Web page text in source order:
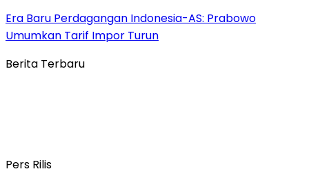
Era Baru Perdagangan Indonesia-AS: Prabowo
Umumkan Tarif Impor Turun
Berita Terbaru
Pers Rilis